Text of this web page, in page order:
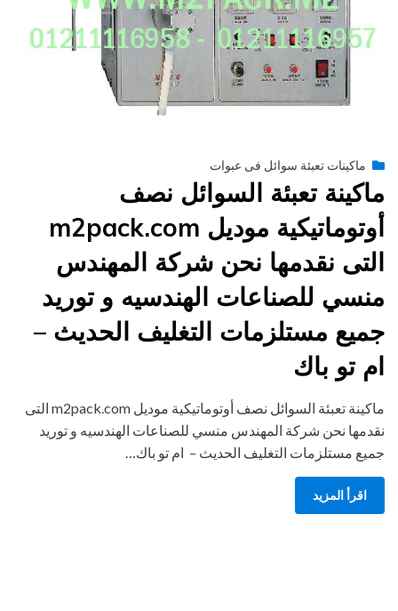
byengmansyPosted
يونيو 29, 2015
ماكينات تعبئة سوائل فى عبوات
ماكينة تعبئة السوائل نصف
أوتوماتيكية موديل m2pack.com
التى نقدمها نحن شركة المهندس
منسي للصناعات الهندسيه و توريد
جميع مستلزمات التغليف الحديث –
ام تو باك
ماكينة تعبئة السوائل نصف أوتوماتيكية موديل m2pack.com التى
نقدمها نحن شركة المهندس منسي للصناعات الهندسيه و توريد
جميع مستلزمات التغليف الحديث – ام تو باك…
اقرأ المزيد